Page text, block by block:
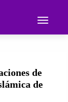
Toggle
de
de